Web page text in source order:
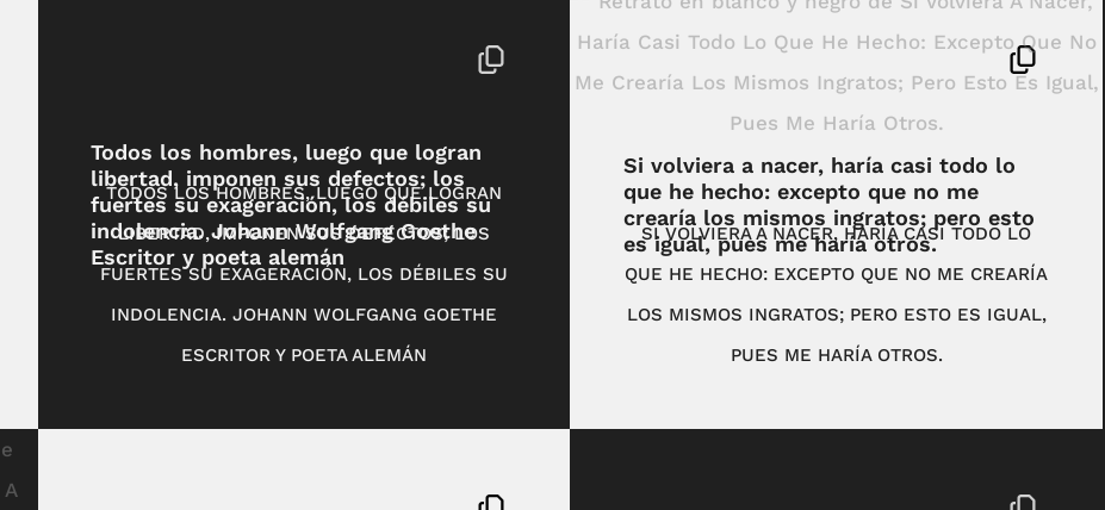
Todos los hombres, luego que logran
libertad, imponen sus defectos; los
fuertes su exageración, los débiles su
indolencia. Johann Wolfgang Goethe
Escritor y poeta alemán
TODOS LOS HOMBRES, LUEGO QUE LOGRAN
LIBERTAD, IMPONEN SUS DEFECTOS; LOS
FUERTES SU EXAGERACIÓN, LOS DÉBILES SU
INDOLENCIA. JOHANN WOLFGANG GOETHE
ESCRITOR Y POETA ALEMÁN
Si volviera a nacer, haría casi todo lo
que he hecho: excepto que no me
crearía los mismos ingratos; pero esto
es igual, pues me haría otros.
SI VOLVIERA A NACER, HARÍA CASI TODO LO
QUE HE HECHO: EXCEPTO QUE NO ME CREARÍA
LOS MISMOS INGRATOS; PERO ESTO ES IGUAL,
PUES ME HARÍA OTROS.